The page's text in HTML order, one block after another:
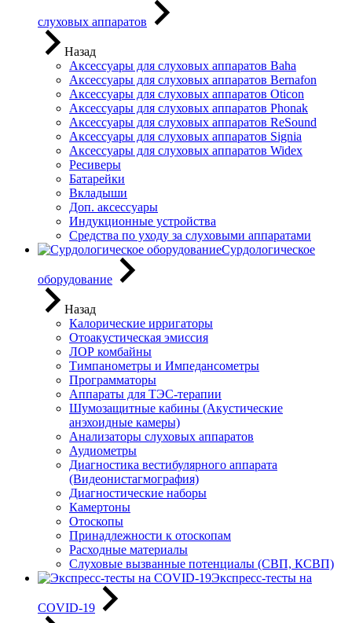
слуховых аппаратов
Назад
Аксессуары для слуховых аппаратов Baha
Аксессуары для слуховых аппаратов Bernafon
Аксессуары для слуховых аппаратов Oticon
Аксессуары для слуховых аппаратов Phonak
Аксессуары для слуховых аппаратов ReSound
Аксессуары для слуховых аппаратов Signia
Аксессуары для слуховых аппаратов Widex
Ресиверы
Батарейки
Вкладыши
Доп. аксессуары
Индукционные устройства
Средства по уходу за слуховыми аппаратами
Сурдологическое
оборудование
Назад
Калорические ирригаторы
Отоакустическая эмиссия
ЛОР комбайны
Тимпанометры и Импедансометры
Программаторы
Аппараты для ТЭС-терапии
Шумозащитные кабины (Акустические
анэхоидные камеры)
Анализаторы слуховых аппаратов
Аудиометры
Диагностика вестибулярного аппарата
(Видеонистагмография)
Диагностические наборы
Камертоны
Отоскопы
Принадлежности к отоскопам
Расходные материалы
Слуховые вызванные потенциалы (СВП, КСВП)
Экспресс-тесты на
COVID-19